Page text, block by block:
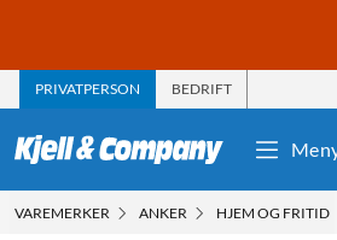
PRIVATPERSON BEDRIFT
VAREMERKER ANKER HJEM OG FRITID